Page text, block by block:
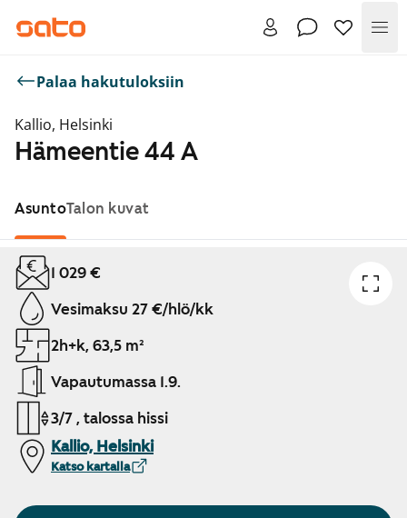
Palaa hakutuloksiin
Kallio, Helsinki
Hämeentie 44 A
AsuntoTalon kuvat
Näytetään dia 1 / 1
1 029 €
Vesimaksu 27 €/hlö/kk
2h+k, 63,5 m²
Vapautumassa 1.9.
3/7 , talossa hissi
Kallio, Helsinki
Katso kartalla